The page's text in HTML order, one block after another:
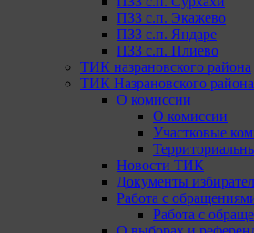
ПЗЗ с.п. Экажево
ПЗЗ с.п. Яндаре
ПЗЗ с.п. Плиево
ТИК назрановского района
ТИК Назрановского района
О комиссии
О комиссии
Участковые
Новости ТИК
Документы
Работа с
Работа с